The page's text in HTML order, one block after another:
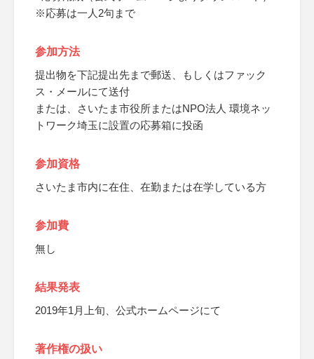
※応募は一人2句まで
参加方法
提出物を下記提出先まで郵送、もしくはファック
ス・メールにて送付
または、さいたま市役所またはNPO法人 環境ネッ
トワーク埼玉に設置の応募箱に投函
参加資格
さいたま市内に在住、在勤または在学している方
参加費
無し
結果発表
2019年1月上旬、公式ホームページにて
著作権の扱い